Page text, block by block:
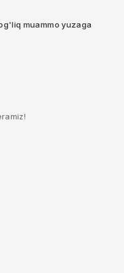
muammo yuzaga